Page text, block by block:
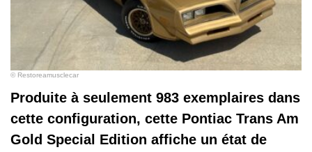
© Restoreamusclecar
Produite à seulement 983 exemplaires dans
cette configuration, cette Pontiac Trans Am
Gold Special Edition affiche un état de